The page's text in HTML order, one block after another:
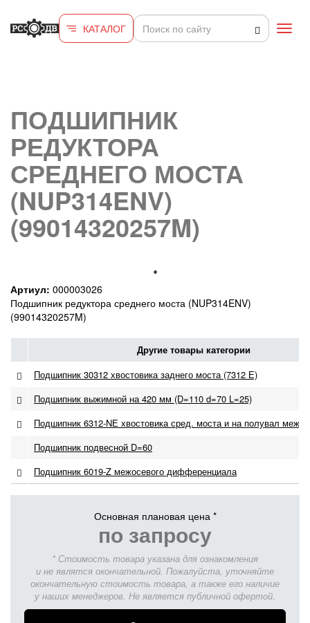
КАТАЛОГ
ПОДШИПНИК
РЕДУКТОРА
СРЕДНЕГО МОСТА
(NUP314ENV)
(99014320257M)
Артиул: 000003026
Подшипник редуктора среднего моста (NUP314ENV)
(99014320257M)
Другие товары категории
Подшипник 30312 хвостовика заднего моста (7312 Е)
Подшипник выжимной на 420 мм (D=110 d=70 L=25)
Подшипник 6312-NЕ хвостовика сред. моста и на полувал
Подшипник подвесной D=60
Подшипник 6019-Z межосевого дифференциала
Основная плановая цена *
по запросу
* Стоимость товара указана для ознакомления
и не являтся окончательной. Пожалуйста, уточняйте
окончательную стоимость товара, а также его наличие
у наших менеджеров. Не является публичной офертой.